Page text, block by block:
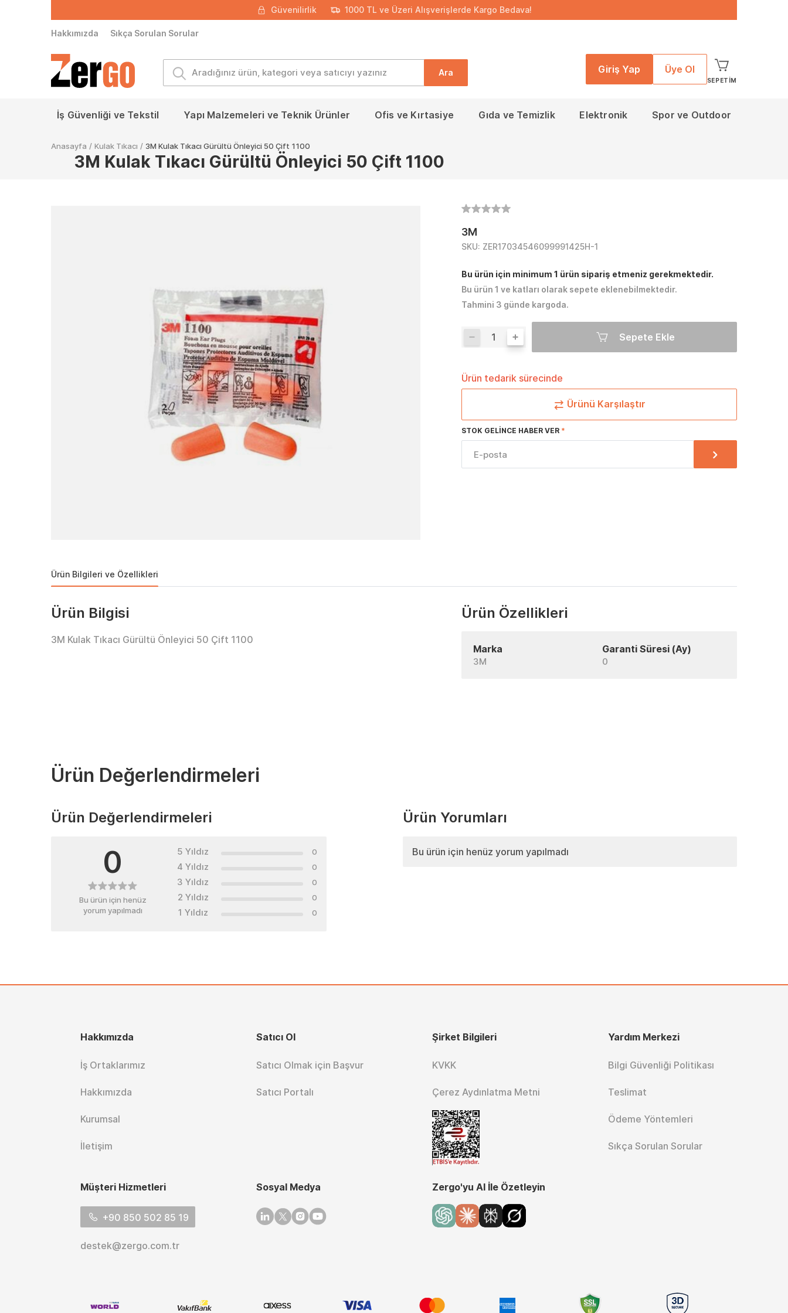
Güvenilirlik 1000 TL ve Üzeri Alışverişlerde Kargo Bedava!
Hakkımızda Sıkça Sorulan Sorular
Ara Giriş Yap Üye Ol
SEPETIM
İş Güvenliği ve Tekstil Yapı Malzemeleri ve Teknik Ürünler Ofis ve Kırtasiye Gıda ve Temizlik Elektronik Spor ve Outdoor
Anasayfa / Kulak Tıkacı / 3M Kulak Tıkacı Gürültü Önleyici 50 Çift 1100
3M Kulak Tıkacı Gürültü Önleyici 50 Çift 1100
3M
SKU: ZER17034546099991425H-1
Bu ürün için minimum 1 ürün sipariş etmeniz gerekmektedir.
Bu ürün 1 ve katları olarak sepete eklenebilmektedir.
Tahmini 3 günde kargoda.
Sepete Ekle
Ürün tedarik sürecinde
Ürünü Karşılaştır
STOK GELINCE HABER VER
Ürün Bilgileri ve Özellikleri
Ürün Bilgisi
3M Kulak Tıkacı Gürültü Önleyici 50 Çift 1100
Ürün Özellikleri
Marka
3M
Garanti Süresi (Ay)
0
Ürün Değerlendirmeleri
Ürün Değerlendirmeleri
0
Bu ürün için henüz
yorum yapılmadı
5 Yıldız 0
4 Yıldız 0
3 Yıldız 0
2 Yıldız 0
1 Yıldız 0
Ürün Yorumları
Bu ürün için henüz yorum yapılmadı
Hakkımızda
İş Ortaklarımız
Hakkımızda
Kurumsal
İletişim
Satıcı Ol
Satıcı Olmak için Başvur
Satıcı Portalı
Şirket Bilgileri
KVKK
Çerez Aydınlatma Metni
Yardım Merkezi
Bilgi Güvenliği Politikası
Teslimat
Ödeme Yöntemleri
Sıkça Sorulan Sorular
Müşteri Hizmetleri
+90 850 502 85 19
destek@zergo.com.tr
Sosyal Medya
Linkedin
TwitterInstagram
Youtube
Zergo'yu AI İle Özetleyin